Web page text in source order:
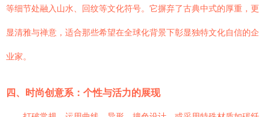
等细节处融入山水、回纹等文化符号。它摒弃了古典中式的厚重，更
显清雅与禅意，适合那些希望在全球化背景下彰显独特文化自信的企
业家。
四、时尚创意系：个性与活力的展现